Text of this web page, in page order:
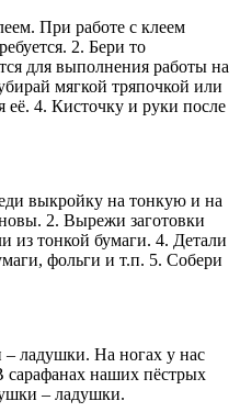
При работе с клеем
2. Бери то
для выполнения работы на
мягкой тряпочкой или
4. Кисточку и руки после
выкройку на тонкую и на
2. Вырежи заготовки
из тонкой бумаги. 4. Детали
фольги и т.п. 5. Собери
ладушки. На ногах у нас
наших пёстрых
– ладушки.